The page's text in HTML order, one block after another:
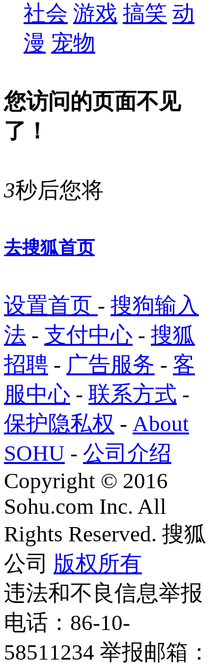
社会 游戏 搞笑 动
漫 宠物
您访问的页面不见
了！
3秒后您将
去搜狐首页
设置首页 - 搜狗输入
法 - 支付中心 - 搜狐
招聘 - 广告服务 - 客
服中心 - 联系方式 -
保护隐私权 - About
SOHU - 公司介绍
Copyright © 2016
Sohu.com Inc. All
Rights Reserved. 搜狐
公司 版权所有
违法和不良信息举报
电话：86-10-
58511234 举报邮箱：